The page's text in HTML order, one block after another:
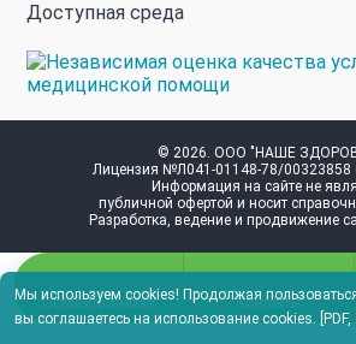
Доступная среда
© 2026. ООО "НАШЕ
Лицензия №Л041-01148-78/00323858
Информация на сайте не
публичной офертой и носит
Разработка, ведение и продвижение
Оставить заявку Контакты
Мы используем cookies! Продолжая
вы соглашаетесь на использование cookies.